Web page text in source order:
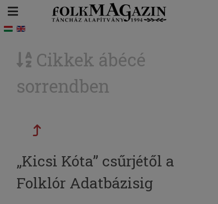
Cikkek ábécé
sorrendben
„Kicsi Kóta” csűrjétől a
Folklór Adatbázisig